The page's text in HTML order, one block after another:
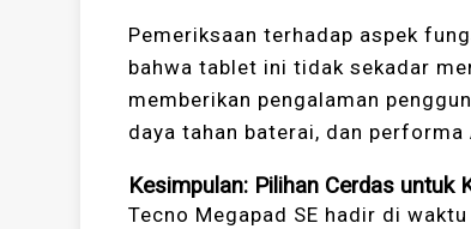
Pemeriksaan terhadap aspek
bahwa tablet ini tidak sekadar
memberikan pengalaman
daya tahan baterai, dan
Kesimpulan: Pilihan Cerdas untuk
Tecno Megapad SE hadir di